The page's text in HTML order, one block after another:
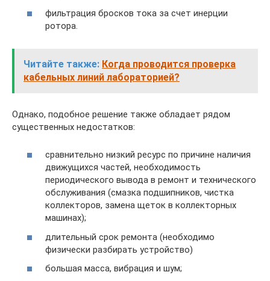
фильтрация бросков тока за счет инерции
ротора.
Читайте также: Когда проводится проверка
кабельных линий лабораторией?
Однако, подобное решение также обладает рядом
существенных недостатков:
сравнительно низкий ресурс по причине наличия
движущихся частей, необходимость
периодического вывода в ремонт и технического
обслуживания (смазка подшипников, чистка
коллекторов, замена щеток в коллекторных
машинах);
длительный срок ремонта (необходимо
физически разбирать устройство)
большая масса, вибрация и шум;